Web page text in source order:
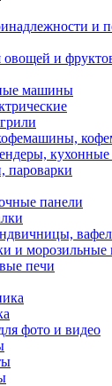
и
и
машины
пароварки
панели
и морозильные
печи
фото и видео